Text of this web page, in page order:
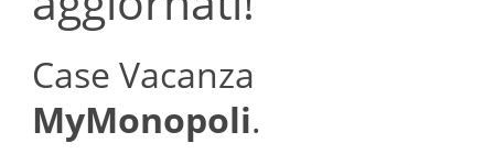
Case Vacanza
MyMonopoli.